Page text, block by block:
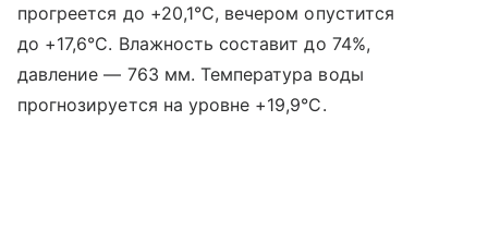
прогреется до +20,1°C, вечером опустится
до +17,6°C. Влажность составит до 74%,
давление — 763 мм. Температура воды
прогнозируется на уровне +19,9°C.